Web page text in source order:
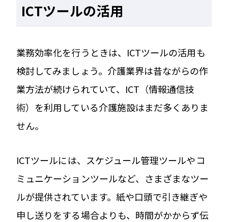
ICTツールの活用
業務効率化を行うときは、ICTツールの活用も
検討してみましょう。介護業界は昔ながらの作
業方法が続けられていて、ICT（情報通信技
術）を利用している介護施設はまだ多くありま
せん。
ICTツールには、スケジュール管理ツールやコ
ミュニケーションツールなど、さまざまなツー
ルが提供されています。紙や口頭で引き継ぎや
申し送りをする場合よりも、時間がかからず伝